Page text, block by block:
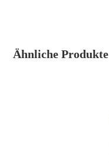
Ähnliche Produkte